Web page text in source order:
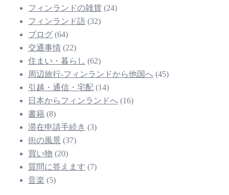
フィンランドの雑貨 (24)
フィンランド語 (32)
ブログ (64)
交通事情 (22)
住まい・暮らし (62)
周辺旅行-フィンランドから他国へ (45)
引越・通信・宅配 (14)
日本からフィンランドへ (16)
書籍 (8)
滞在申請手続き (3)
街の風景 (37)
買い物 (20)
質問に答えます (7)
音楽 (5)